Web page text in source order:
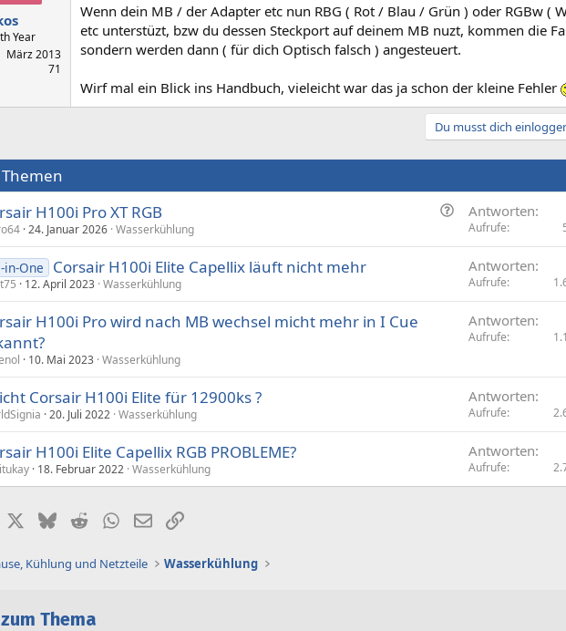
Year
März 2013
71
Wenn dein MB / der Adapter etc nun RBG ( Rot / Blau / Grün ) oder RGBw (
etc unterstüzt, bzw du dessen Steckport auf deinem MB nuzt, kommen die
sondern werden dann ( für dich Optisch falsch ) angesteuert.
Wirf mal ein Blick ins Handbuch, vieleicht war das ja schon der kleine Fehler
Du musst dich
F
a
H100i Pro XT RGB
24. Januar 2026 Wasserkühlung
Antworten
Aufrufe
in-One Corsair H100i Elite Capellix läuft nicht mehr
12. April 2023 Wasserkühlung
Antworten
Aufrufe
H100i Pro wird nach MB wechsel micht mehr in I Cue
10. Mai 2023 Wasserkühlung
Antworten
Aufrufe
Corsair H100i Elite für 12900ks ?
20. Juli 2022 Wasserkühlung
Antworten
Aufrufe
H100i Elite Capellix RGB PROBLEME?
18. Februar 2022 Wasserkühlung
Antworten
Aufrufe
FacebookX (Twitter)
BlueskyRedditWhatsApp
E-MailLink
Kühlung und Netzteile Wasserkühlung
Thema